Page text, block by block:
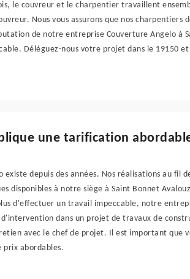
le couvreur et le charpentier travaillent
Nous vous assurons que nos charpentiers
de notre entreprise Couverture Angelo à
Déléguez-nous votre projet dans le 19150
une tarification
depuis des années. Nos réalisations au fil
disponibles à notre siège à Saint Bonnet
d'effectuer un travail impeccable, notre
dans un projet de travaux de
avec le chef de projet. Il est important que
prix abordables.